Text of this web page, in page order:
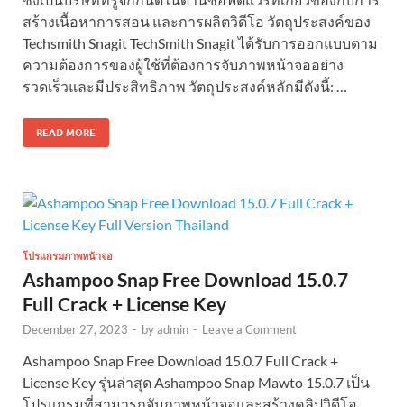
สร้างเนื้อหาการสอน และการผลิตวิดีโอ วัตถุประสงค์ของ
Techsmith Snagit TechSmith Snagit ได้รับการออกแบบตาม
ความต้องการของผู้ใช้ที่ต้องการจับภาพหน้าจออย่าง
รวดเร็วและมีประสิทธิภาพ วัตถุประสงค์หลักมีดังนี้: …
READ MORE
โปรแกรมภาพหน้าจอ
Ashampoo Snap Free Download 15.0.7
Full Crack + License Key
December 27, 2023 - byadmin - Leave a Comment
Ashampoo Snap Free Download 15.0.7 Full Crack +
License Key รุ่นล่าสุด Ashampoo Snap Mawto 15.0.7 เป็น